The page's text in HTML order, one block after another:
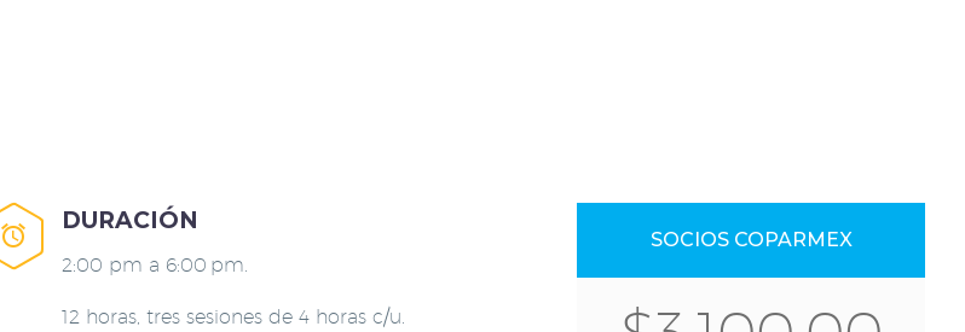


DURACIÓN
2:00 pm a 6:00 pm.
12 horas, tres sesiones de 4 horas c/u.
SOCIOS COPARMEX